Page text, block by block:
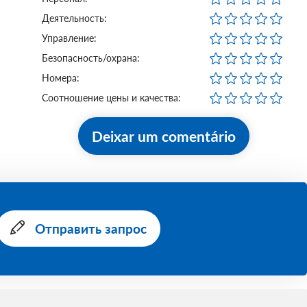
Деятельность:
Управление:
Безопасность/охрана:
Номера:
Соотношение цены и качества:
Deixar um comentário
Отправить запрос